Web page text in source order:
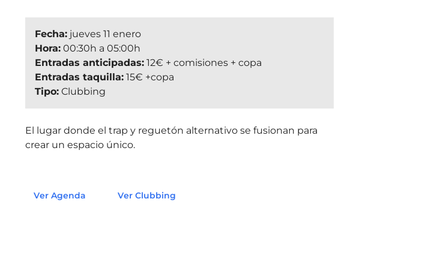
Fecha:jueves 11 enero
Hora:00:30h a 05:00h
Entradas anticipadas:12€ + comisiones + copa
Entradas taquilla:15€ +copa
Tipo:Clubbing
El lugar donde el trap y reguetón alternativo se fusionan para
crear un espacio único.
Ver Agenda Ver Clubbing